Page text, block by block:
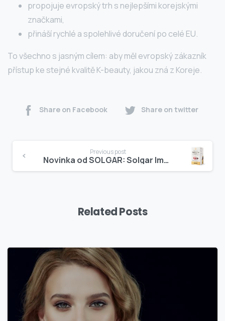
propojuje evropský trh s nejlepšími korejskými
značkami,
přináší rychlé a spolehlivé doručení po celé EU.
To všechno s jasným cílem: aby měl evropský zákazník
přístup ke stejné kvalitě K-beauty, jakou zná z Koreje.
Share on Facebook Share on twitter
Reading
Previous post
Novinka od SOLGAR: Solgar Immune Complex 60 cps
Related Posts